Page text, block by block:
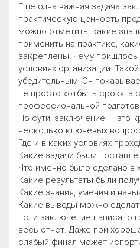
Еще одна важная задача
практическую ценность
можно отметить, какие
применить на практике,
закреплены, чему
условиях организации.
убедительным. Он
не просто «отбыть срок», а
профессиональной
По сути, заключение — это
несколько ключевых
Где и в каких условиях
Какие задачи были
Что именно было сделано в
Какие результаты были
Какие знания, умения и
Какие выводы можно
Если заключение написано
весь отчет. Даже при
слабый финал может